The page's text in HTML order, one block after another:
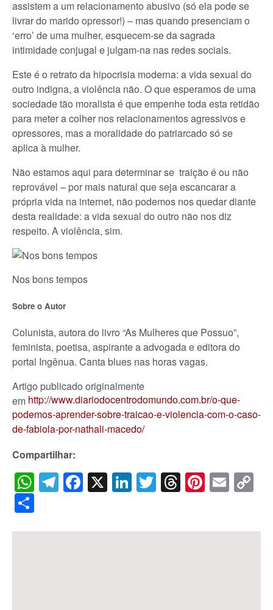
assistem a um relacionamento abusivo (só ela pode se
livrar do marido opressor!) – mas quando presenciam o
‘erro’ de uma mulher, esquecem-se da sagrada
intimidade conjugal e julgam-na nas redes sociais.
Este é o retrato da hipocrisia moderna: a vida sexual do
outro indigna, a violência não. O que esperamos de uma
sociedade tão moralista é que empenhe toda esta retidão
para meter a colher nos relacionamentos agressivos e
opressores, mas a moralidade do patriarcado só se
aplica à mulher.
Não estamos aqui para determinar se traição é ou não
reprovável – por mais natural que seja escancarar a
própria vida na internet, não podemos nos quedar diante
desta realidade: a vida sexual do outro não nos diz
respeito. A violência, sim.
Nos bons tempos
Sobre o Autor
Colunista, autora do livro “As Mulheres que Possuo”,
feminista, poetisa, aspirante a advogada e editora do
portal Ingênua. Canta blues nas horas vagas.
Artigo publicado originalmente
em http://www.diariodocentrodomundo.com.br/o-que-
podemos-aprender-sobre-traicao-e-violencia-com-o-caso-
de-fabiola-por-nathali-macedo/
Compartilhar:
WhatsApp
Telegram
Facebook
X LinkedIn
Twitter
Threads